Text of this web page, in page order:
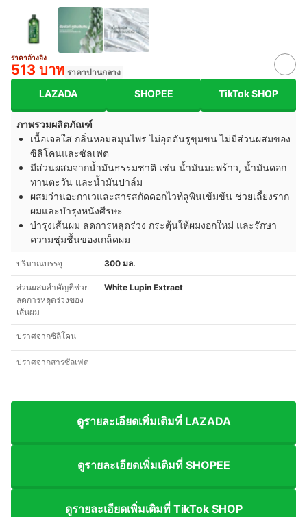
ราคาอ้างอิง
513 บาท ราคาปานกลาง
LAZADA SHOPEE TikTok SHOP
ภาพรวมผลิตภัณฑ์
เนื้อเจลใส กลิ่นหอมสมุนไพร ไม่อุดตันรูขุมขน ไม่มีส่วนผสมของ
ซิลิโคนและซัลเฟต
มีส่วนผสมจากน้ำมันธรรมชาติ เช่น น้ำมันมะพร้าว, น้ำมันดอก
ทานตะวัน และน้ำมันปาล์ม
ผสมว่านอะกาเวและสารสกัดดอกไวท์ลูพินเข้มข้น ช่วยเลี้ยงราก
ผมและบำรุงหนังศีรษะ
บำรุงเส้นผม ลดการหลุดร่วง กระตุ้นให้ผมงอกใหม่ และรักษา
ความชุ่มชื้นของเกล็ดผม
ปริมาณบรรจุ 300 มล.
ส่วนผสมสำคัญที่ช่วย
ลดการหลุดร่วงของ
เส้นผม
White Lupin Extract
ปราศจากซิลิโคน
ปราศจากสารซัลเฟต
ดูรายละเอียดเพิ่มเติมที่ LAZADA
ดูรายละเอียดเพิ่มเติมที่ SHOPEE
ดูรายละเอียดเพิ่มเติมที่ TikTok SHOP